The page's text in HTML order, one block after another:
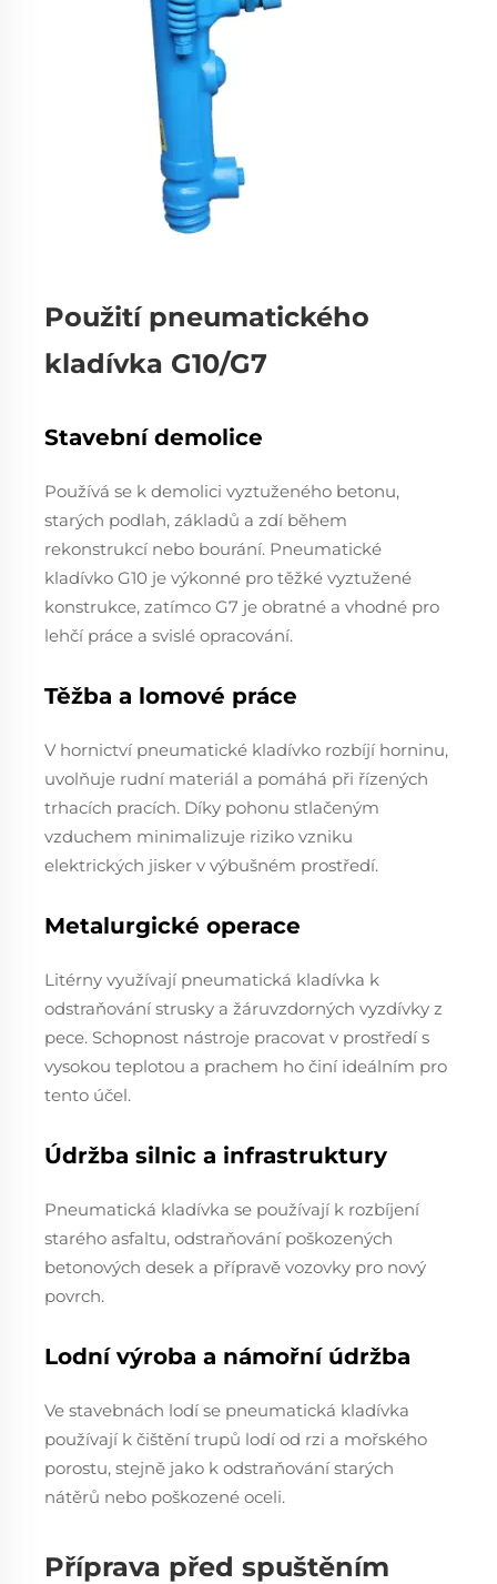
Použití pneumatického
kladívka G10/G7
Stavební demolice
Používá se k demolici vyztuženého betonu,
starých podlah, základů a zdí během
rekonstrukcí nebo bourání. Pneumatické
kladívko G10 je výkonné pro těžké vyztužené
konstrukce, zatímco G7 je obratné a vhodné pro
lehčí práce a svislé opracování.
Těžba a lomové práce
V hornictví pneumatické kladívko rozbíjí horninu,
uvolňuje rudní materiál a pomáhá při řízených
trhacích pracích. Díky pohonu stlačeným
vzduchem minimalizuje riziko vzniku
elektrických jisker v výbušném prostředí.
Metalurgické operace
Litérny využívají pneumatická kladívka k
odstraňování strusky a žáruvzdorných vyzdívky z
pece. Schopnost nástroje pracovat v prostředí s
vysokou teplotou a prachem ho činí ideálním pro
tento účel.
Údržba silnic a infrastruktury
Pneumatická kladívka se používají k rozbíjení
starého asfaltu, odstraňování poškozených
betonových desek a přípravě vozovky pro nový
povrch.
Lodní výroba a námořní údržba
Ve stavebnách lodí se pneumatická kladívka
používají k čištění trupů lodí od rzi a mořského
porostu, stejně jako k odstraňování starých
nátěrů nebo poškozené oceli.
Příprava před spuštěním